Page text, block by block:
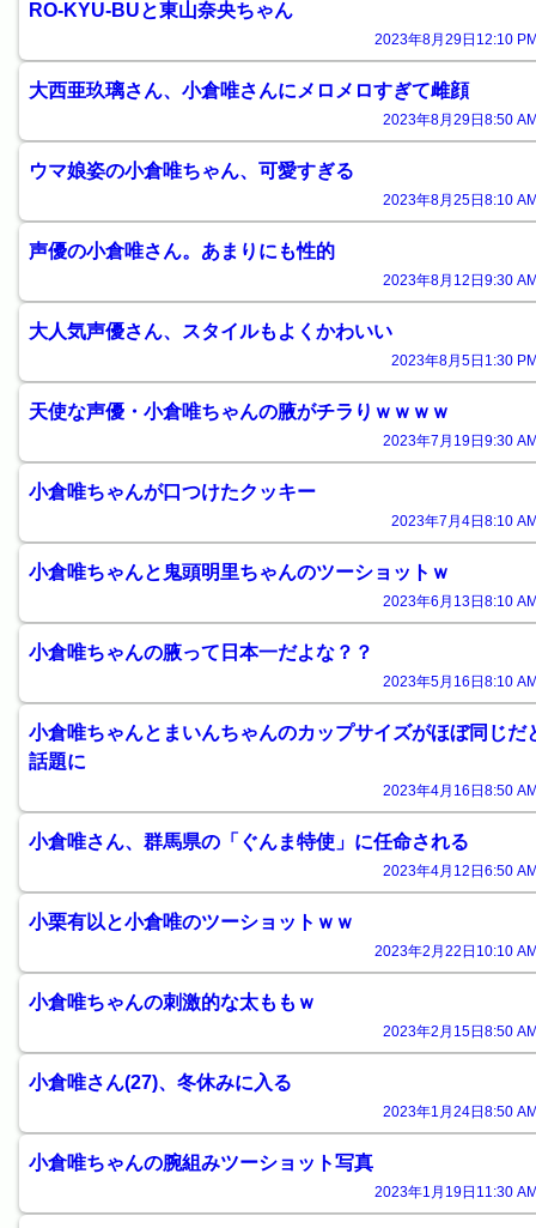
RO-KYU-BUと東山奈央ちゃん
2023年8月29日12:10
大西亜玖璃さん、小倉唯さんにメロメロすぎて雌顔
2023年8月29日8:50
ウマ娘姿の小倉唯ちゃん、可愛すぎる
2023年8月25日8:10
声優の小倉唯さん。あまりにも性的
2023年8月12日9:30
大人気声優さん、スタイルもよくかわいい
2023年8月5日1:30
天使な声優・小倉唯ちゃんの腋がチラりｗｗｗｗ
2023年7月19日9:30
小倉唯ちゃんが口つけたクッキー
2023年7月4日8:10
小倉唯ちゃんと鬼頭明里ちゃんのツーショットｗ
2023年6月13日8:10
小倉唯ちゃんの腋って日本一だよな？？
2023年5月16日8:10
小倉唯ちゃんとまいんちゃんのカップサイズがほぼ同じだ
話題に
2023年4月16日8:50
小倉唯さん、群馬県の「ぐんま特使」に任命される
2023年4月12日6:50
小栗有以と小倉唯のツーショットｗｗ
2023年2月22日10:10
小倉唯ちゃんの刺激的な太ももｗ
2023年2月15日8:50
小倉唯さん(27)、冬休みに入る
2023年1月24日8:50
小倉唯ちゃんの腕組みツーショット写真
2023年1月19日11:30